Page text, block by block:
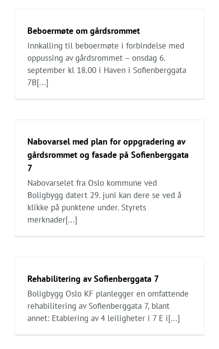
Beboermøte om gårdsrommet
Innkalling til beboermøte i forbindelse med
oppussing av gårdsrommet – onsdag 6.
september kl 18.00 i Haven i Sofienberggata
7B[...]
Nabovarsel med plan for oppgradering av
gårdsrommet og fasade på Sofienberggata
7
Nabovarselet fra Oslo kommune ved
Boligbygg datert 29. juni kan dere se ved å
klikke på punktene under. Styrets
merknader[...]
Rehabilitering av Sofienberggata 7
Boligbygg Oslo KF planlegger en omfattende
rehabilitering av Sofienberggata 7, blant
annet: Etablering av 4 leiligheter i 7 E i[...]